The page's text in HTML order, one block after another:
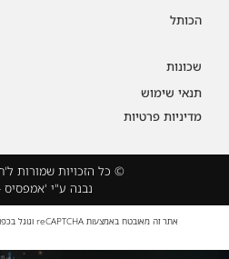
הכותל
שכונות
תנאי שימוש
מדיניות פרטיות
© כל הזכויות שמורות
נבנה ע"י
אתר זה מאובטח באמצעות reCAPTCHA וגוגל בכפוף